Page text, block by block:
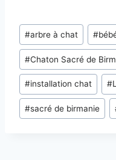
c
e
b
o
o
k
st
o
d
o
n
ai
l
Étiquettes
de
la
publication :
#arbre à chat #
#Chaton Sacré de
#installation chat #
#sacré de birmanie